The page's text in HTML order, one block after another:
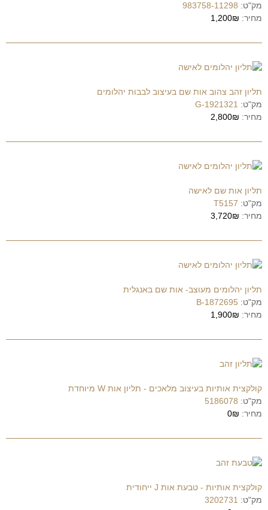
מק"ט: 983758-11298
מחיר: 1,200₪
תליון זהב צהוב אות שם בעיצוב לבבות יהלומים
מק"ט: 1921321-G
מחיר: 2,800₪
תליון אות שם לאישה
מק"ט: T5157
מחיר: 3,720₪
תליון יהלומים מעוצב- אות שם באנגלית
מק"ט: 1872695-B
מחיר: 1,900₪
קולקצית אותיות בעיצוב מלאכים - תליון אות W מיוחדת
מק"ט: 5186078
מחיר: 0₪
קולקצית אותיות - טבעת אות J ייחודית
מק"ט: 3202731